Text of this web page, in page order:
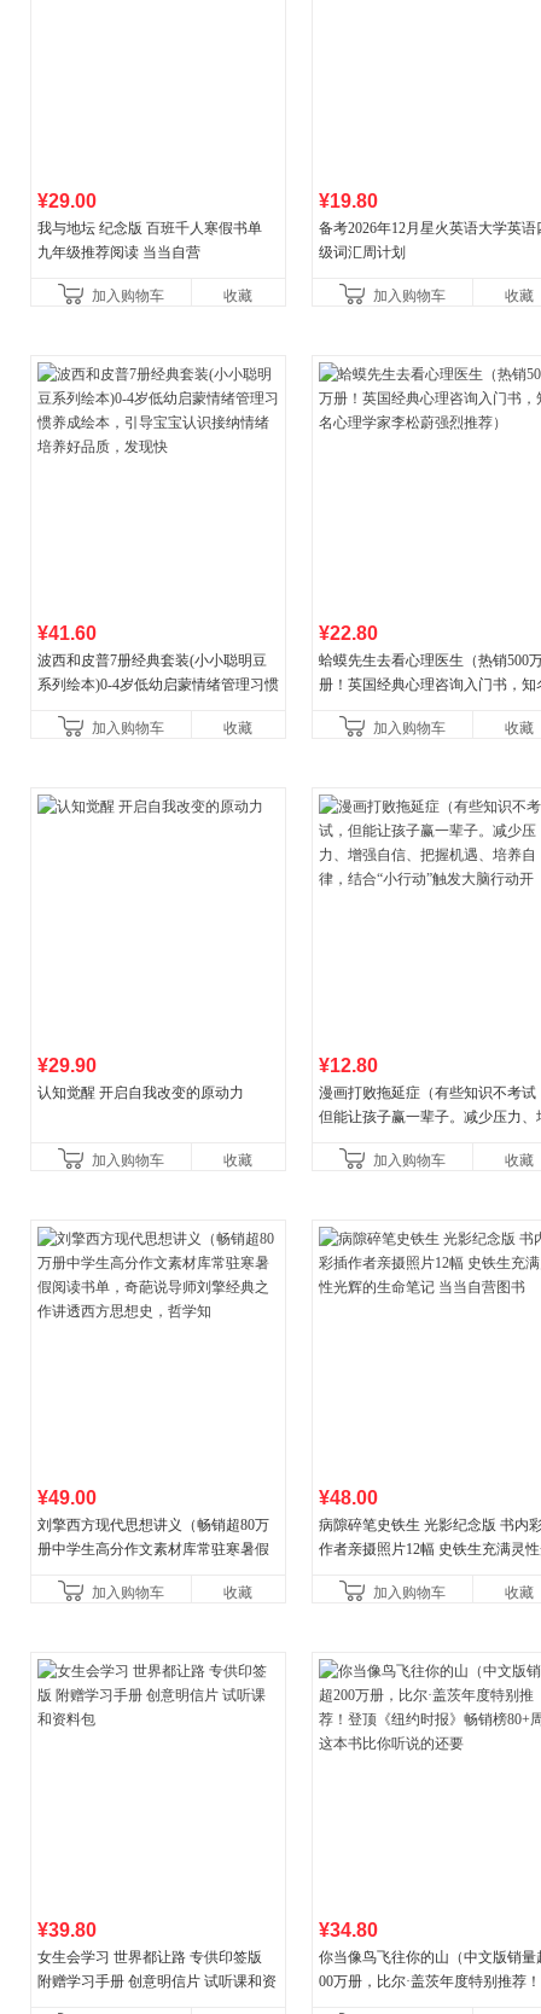
¥29.00
我与地坛 纪念版 百班千人寒假书单
九年级推荐阅读 当当自营
加入购物车 收藏
¥19.80
备考2026年12月星火英语大学英语
级词汇周计划
加入购物车 收藏
¥41.60
波西和皮普7册经典套装(小小聪明豆
系列绘本)0-4岁低幼启蒙情绪管理习惯
养好品质，发现快
加入购物车 收藏
¥22.80
蛤蟆先生去看心理医生（热销500
册！英国经典心理咨询入门书，知
加入购物车
收藏
¥29.90
认知觉醒 开启自我改变的原动力
加入购物车 收藏
¥12.80
漫画打败拖延症（有些知识不考试
但能让孩子赢一辈子。减少压力、
合“小行动”触发大脑行动开
加入购物车 收藏
¥49.00
刘擎西方现代思想讲义（畅销超80万
册中学生高分作文素材库常驻寒暑假
讲透西方思想史，哲学知
加入购物车 收藏
¥48.00
病隙碎笔史铁生 光影纪念版 书内
作者亲摄照片12幅 史铁生充满灵
加入购物车
收藏
¥39.80
女生会学习 世界都让路 专供印签版
附赠学习手册 创意明信片 试听课和资
¥34.80
你当像鸟飞往你的山（中文版销量
00万册，比尔·盖茨年度特别推荐